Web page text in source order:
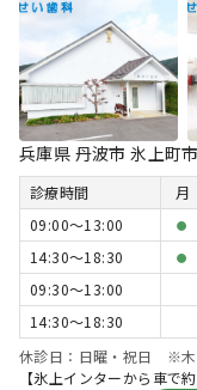
兵庫県 丹波市 氷上町
診療時間 月
09:00〜13:00
●
14:30〜18:30 ●
09:30〜13:00
14:30〜18:30
休診日：日曜・祝日 ※木
【氷上インターから車で